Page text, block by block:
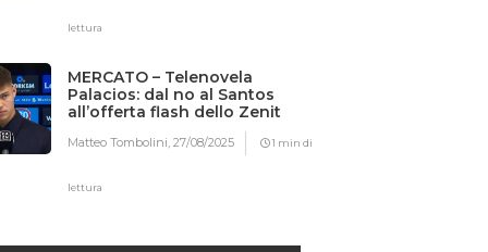
lettura
MERCATO – Telenovela
Palacios: dal no al Santos
all’offerta flash dello Zenit
Matteo Tombolini,27/08/2025 1 min di
lettura